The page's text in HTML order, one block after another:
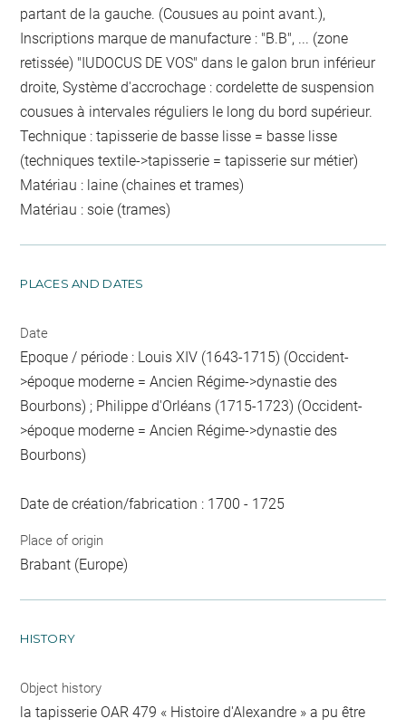
partant de la gauche. (Cousues au point avant.),
Inscriptions marque de manufacture : "B.B", ... (zone
retissée) "IUDOCUS DE VOS" dans le galon brun inférieur
droite, Système d'accrochage : cordelette de suspension
cousues à intervales réguliers le long du bord supérieur.
Technique : tapisserie de basse lisse = basse lisse
(techniques textile->tapisserie = tapisserie sur métier)
Matériau : laine (chaines et trames)
Matériau : soie (trames)
PLACES AND DATES
Date
Epoque / période : Louis XIV (1643-1715) (Occident-
>époque moderne = Ancien Régime->dynastie des
Bourbons) ; Philippe d'Orléans (1715-1723) (Occident-
>époque moderne = Ancien Régime->dynastie des
Bourbons)
Date de création/fabrication : 1700 - 1725
Place of origin
Brabant (Europe)
HISTORY
Object history
la tapisserie OAR 479 « Histoire d'Alexandre » a pu être